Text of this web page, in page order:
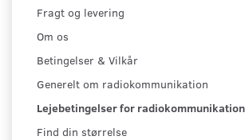
Fragt og levering
Om os
Betingelser & Vilkår
Generelt om radiokommunikation
Lejebetingelser for radiokommunikation
Find din størrelse